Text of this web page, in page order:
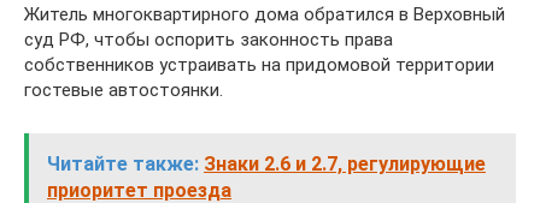
Житель многоквартирного дома обратился в Верховный
суд РФ, чтобы оспорить законность права
собственников устраивать на придомовой территории
гостевые автостоянки.
Читайте также: Знаки 2.6 и 2.7, регулирующие
приоритет проезда